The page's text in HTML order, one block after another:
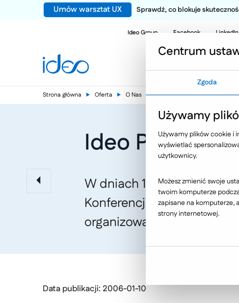
Umów warsztat UX Sprawdź, co blokuje
Ideo Group Facebook LinkedIn
Strona główna Oferta O Nas Aktualności
Ideo
W dniach 1-3 lutego 2006
Konferencja Rzeczników
organizowana przez
Data publikacji: 2006-01-10
Centrum
Zgoda
Używamy
Używamy plików cookie i
wyświetlać
użytkownicy.
Możesz zmienić swoje
twoim komputerze
zapisane na komputerze,
strony internetowej.